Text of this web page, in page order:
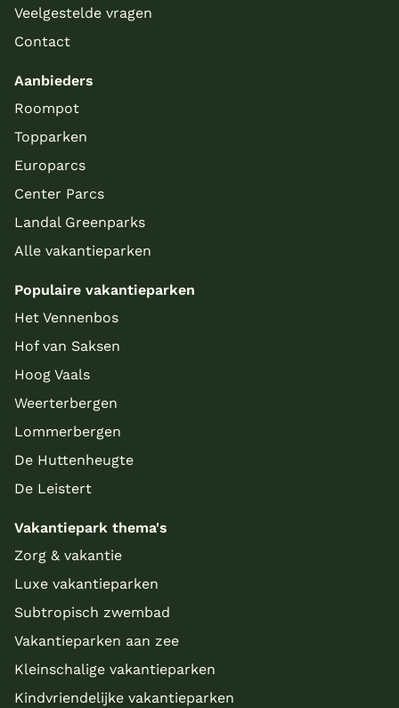
Veelgestelde vragen
Contact
Aanbieders
Roompot
Topparken
Europarcs
Center Parcs
Landal Greenparks
Alle vakantieparken
Populaire vakantieparken
Het Vennenbos
Hof van Saksen
Hoog Vaals
Weerterbergen
Lommerbergen
De Huttenheugte
De Leistert
Vakantiepark thema's
Zorg & vakantie
Luxe vakantieparken
Subtropisch zwembad
Vakantieparken aan zee
Kleinschalige vakantieparken
Kindvriendelijke vakantieparken